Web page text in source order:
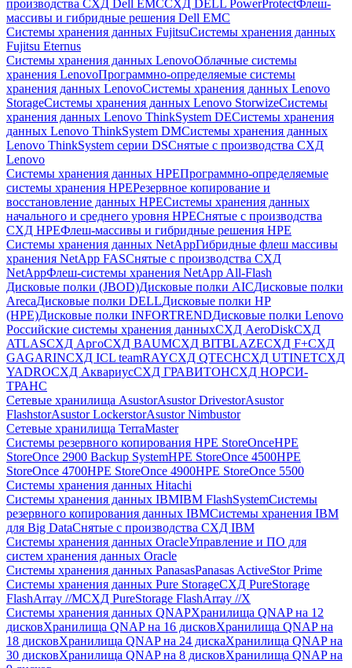
производства СХД Dell EMCСХД DELL PowerProtectФлеш-
массивы и гибридные решения Dell EMC
Системы хранения данных FujitsuСистемы хранения данных
Fujitsu Eternus
Системы хранения данных LenovoОблачные системы
хранения LenovoПрограммно-определяемые системы
хранения данных LenovoСистемы хранения данных Lenovo
StorageСистемы хранения данных Lenovo StorwizeСистемы
хранения данных Lenovo ThinkSystem DEСистемы хранения
данных Lenovo ThinkSystem DMСистемы хранения данных
Lenovo ThinkSystem серии DSСнятые с производства СХД
Lenovo
Системы хранения данных HPEПрограммно-определяемые
системы хранения HPEРезервное копирование и
восстановление данных HPEСистемы хранения данных
начального и среднего уровня HPEСнятые с производства
СХД HPEФлеш-массивы и гибридные решения HPE
Cистемы хранения данных NetAppГибридные флеш массивы
хранения NetApp FASСнятые с производства СХД
NetAppФлеш-системы хранения NetApp All-Flash
Дисковые полки (JBOD)Дисковые полки AICДисковые полки
ArecaДисковые полки DELLДисковые полки HP
(HPE)Дисковые полки INFORTRENDДисковые полки Lenovo
Российские системы хранения данныхСХД AeroDiskСХД
ATLASСХД AргоСХД BAUMСХД BITBLAZEСХД F+СХД
GAGARINСХД ICL teamRAYСХД QTECHСХД UTINETСХД
YADROСХД АквариусСХД ГРАВИТОНСХД НОРСИ-
ТРАНС
Сетевые хранилища AsustorAsustor DrivestorAsustor
FlashstorAsustor LockerstorAsustor Nimbustor
Сетевые хранилища TerraMaster
Системы резервного копирования HPE StoreOnceHPE
StoreOnce 2900 Backup SystemHPE StoreOnce 4500HPE
StoreOnce 4700HPE StoreOnce 4900HPE StoreOnce 5500
Системы хранения данных Hitachi
Системы хранения данных IBMIBM FlashSystemСистемы
резервного копирования данных IBMСистемы хранения IBM
для Big DataСнятые с производства СХД IBM
Системы хранения данных OracleУправление и ПО для
систем хранения данных Oracle
Системы хранения данных PanasasPanasas ActiveStor Prime
Системы хранения данных Pure StorageСХД PureStorage
FlashArray //MСХД PureStorage FlashArray //X
Системы хранения данных QNAPХранилища QNAP на 12
дисковХранилища QNAP на 16 дисковХранилища QNAP на
18 дисковХранилища QNAP на 24 дискаХранилища QNAP на
30 дисковХранилища QNAP на 8 дисковХранилища QNAP на